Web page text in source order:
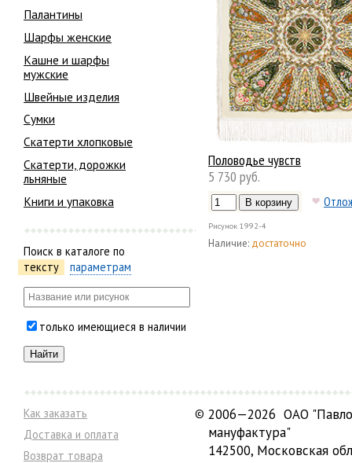
Палантины
Шарфы женские
Кашне и шарфы
мужские
Швейные изделия
Сумки
Скатерти хлопковые
Скатерти, дорожки
льняные
Книги и упаковка
Поиск в каталоге по
тексту
параметрам
только имеющиеся в наличии
Половодье чувств
5 730 руб.
Рисунок 1992-4
Наличие: достаточно
Как заказать
Доставка и оплата
Возврат товара
© 2006—2026 ОАО
мануфактура"
142500, Московская